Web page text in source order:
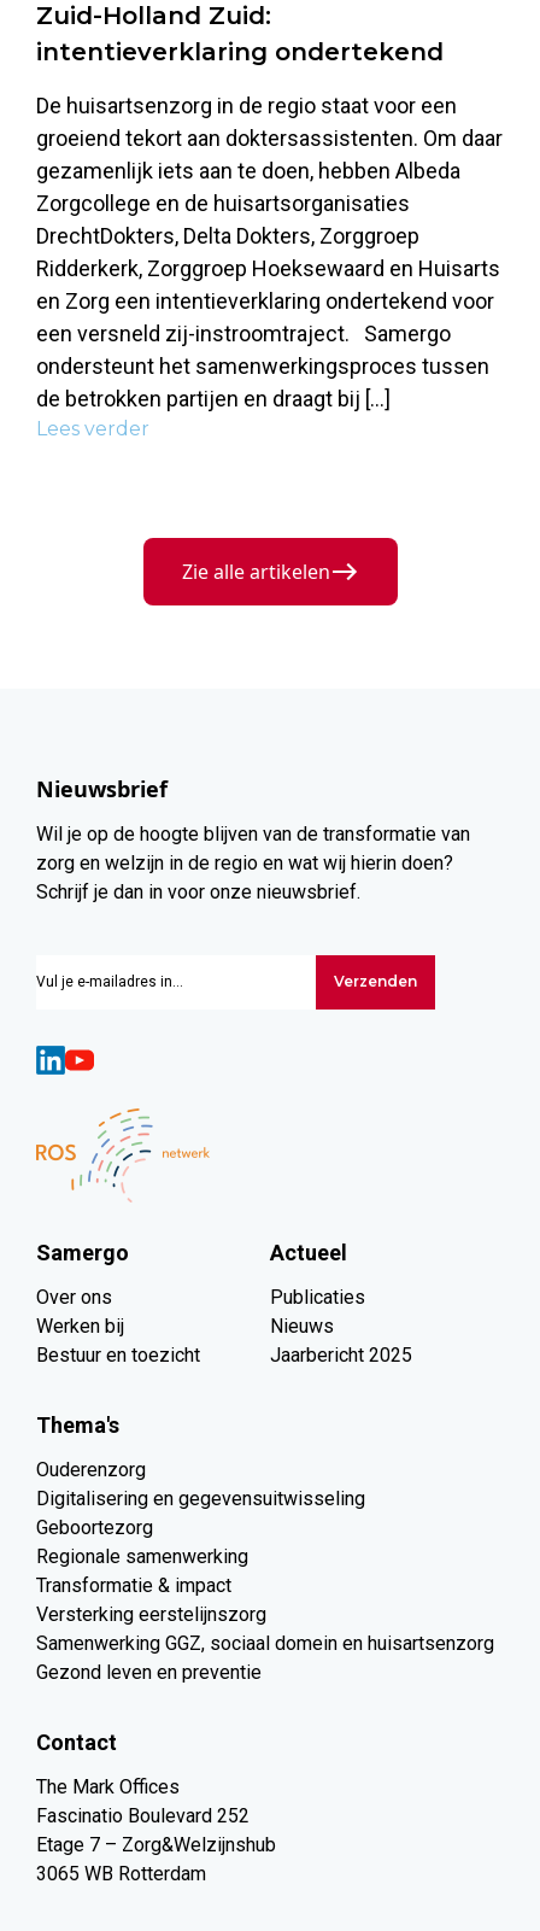
Zuid-Holland Zuid:
intentieverklaring ondertekend
De huisartsenzorg in de regio staat voor een
groeiend tekort aan doktersassistenten. Om daar
gezamenlijk iets aan te doen, hebben Albeda
Zorgcollege en de huisartsorganisaties
DrechtDokters, Delta Dokters, Zorggroep
Ridderkerk, Zorggroep Hoeksewaard en Huisarts
en Zorg een intentieverklaring ondertekend voor
een versneld zij-instroomtraject. Samergo
ondersteunt het samenwerkingsproces tussen
de betrokken partijen en draagt bij […]
Lees verder
Zie alle artikelen
Samergo
Over ons
Werken bij
Bestuur en toezicht
Actueel
Publicaties
Nieuws
Jaarbericht 2025
Thema's
Ouderenzorg
Digitalisering en gegevensuitwisseling
Geboortezorg
Regionale samenwerking
Transformatie & impact
Versterking eerstelijnszorg
Samenwerking GGZ, sociaal domein en huisartsenzorg
Gezond leven en preventie
Contact
The Mark Offices
Fascinatio Boulevard 252
Etage 7 – Zorg&Welzijnshub
3065 WB Rotterdam
Nieuwsbrief
Wil je op de hoogte blijven van de transformatie van
zorg en welzijn in de regio en wat wij hierin doen?
Schrijf je dan in voor onze nieuwsbrief.
Verzenden